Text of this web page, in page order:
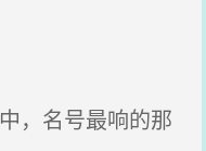
，名号最响的那